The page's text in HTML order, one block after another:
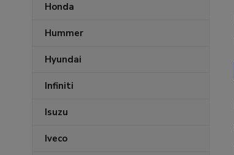
Honda
Hummer
Hyundai
Infiniti
Isuzu
Iveco